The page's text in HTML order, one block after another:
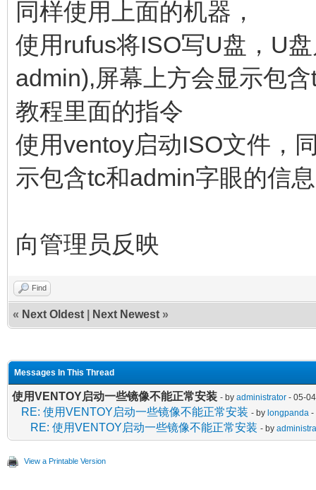
同样使用上面的机器，
使用rufus将ISO写U盘，U
admin),屏幕上方会显示包
教程里面的指令
使用ventoy启动ISO文件，
示包含tc和admin字眼的信
向管理员反映
Find
« Next Oldest Next Newest »
Messages In This Thread
使用VENTOY启动一些镜像不能正常安装 - by administrator - 05-
RE: 使用VENTOY启动一些镜像不能正常安装 - by longpanda -
RE: 使用VENTOY启动一些镜像不能正常安装 - by
View a Printable Version